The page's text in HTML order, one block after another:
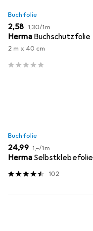
Buchfolie
EUR
2,58 EUR
1,30/1m
Herma Buchschutzfolie
2 m x 40 cm
Buchfolie
EUR
24,99 EUR
1,–/1m
Herma Selbstklebefolie
102